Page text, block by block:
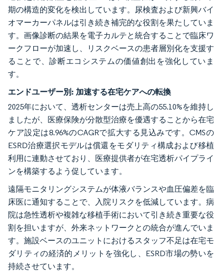
期の構造的変化を検出しています。尿検査および新興バイ
オマーカーパネルは引き続き補完的な役割を果たしていま
す。画像診断の結果を電子カルテと統合することで臨床ワ
ークフローが加速し、リスクベースの患者層別化を支援す
ることで、診断エコシステムの価値創出を強化していま
す。
エンドユーザー別: 加速する在宅ケアへの転換
2025年において、透析センターは売上高の55.10%を維持し
ましたが、医療保険が分散型治療を優遇することから在宅
ケア設定は8.96%のCAGRで拡大する見込みです。CMSの
ESRD治療選択モデルは償還をモダリティ構成および移植
利用に連動させており、医療提供者が在宅透析パイプライ
ンを構築するよう促しています。
遠隔モニタリングシステムが体液バランスや血圧偏差を臨
床医に通知することで、入院リスクを低減しています。病
院は急性透析や複雑な移植手術において引き続き重要な役
割を担いますが、外来ネットワークとの統合が進んでいま
す。施設ベースのユニットにおけるスタッフ不足は在宅モ
ダリティの経済的メリットを強化し、ESRD市場の勢いを
持続させています。